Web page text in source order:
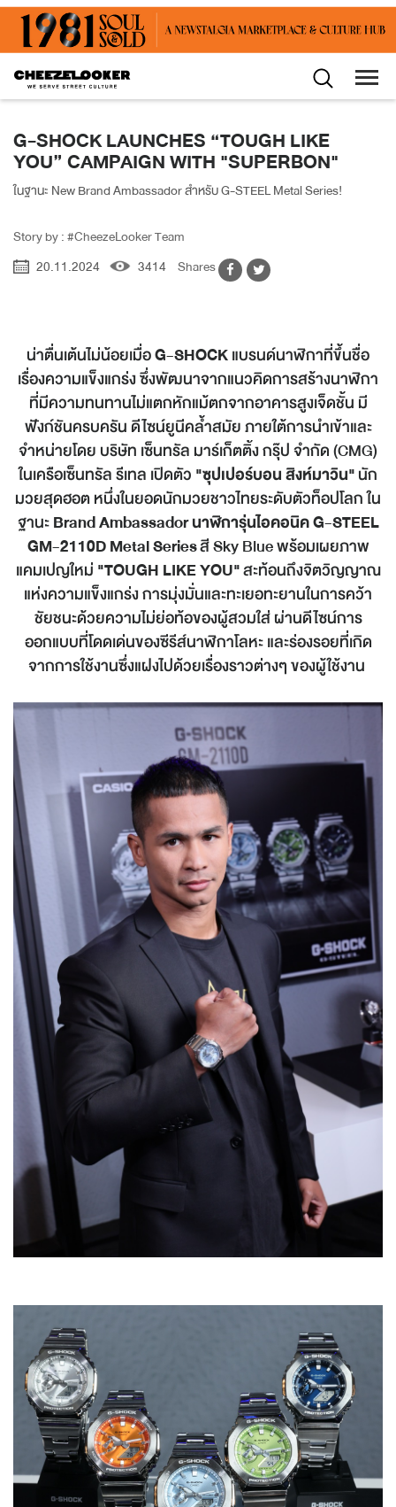
G-SHOCK LAUNCHES “TOUGH LIKE
YOU” CAMPAIGN WITH "SUPERBON"
ในฐานะ New Brand Ambassador สำหรับ G-STEEL Metal Series!
Story by : #CheezeLooker Team
20.11.2024
3414 Shares
น่าตื่นเต้นไม่น้อยเมื่อG-SHOCKแบรนด์นาฬิกาที่ขึ้นชื่อ
เรื่องความแข็งแกร่ง ซึ่งพัฒนาจากแนวคิดการสร้างนาฬิกา
ที่มีความทนทานไม่แตกหักแม้ตกจากอาคารสูงเจ็ดชั้น มี
ฟังก์ชันครบครัน ดีไซน์ยูนีคล้ำสมัย ภายใต้การนำเข้าและ
จำหน่ายโดย บริษัท เซ็นทรัล มาร์เก็ตติ้ง กรุ๊ป จำกัด (CMG)
ในเครือเซ็นทรัล รีเทล เปิดตัว "ซุปเปอร์บอน สิงห์มาวิน"นัก
มวยสุดฮอต หนึ่งในยอดนักมวยชาวไทยระดับตัวท็อปโลก ใน
ฐานะBrand Ambassador นาฬิการุ่นไอคอนิค G-STEEL
GM-2110D Metal Seriesสี Sky Blue พร้อมเผยภาพ
แคมเปญใหม่ "TOUGH LIKE YOU"สะท้อนถึงจิตวิญญาณ
แห่งความแข็งแกร่ง การมุ่งมั่นและทะเยอทะยานในการคว้า
ชัยชนะด้วยความไม่ย่อท้อของผู้สวมใส่ ผ่านดีไซน์การ
ออกแบบที่โดดเด่นของซีรีส์นาฬิกาโลหะ และร่องรอยที่เกิด
จากการใช้งานซึ่งแฝงไปด้วยเรื่องราวต่างๆ ของผู้ใช้งาน